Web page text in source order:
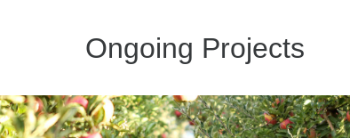
Ongoing Projects